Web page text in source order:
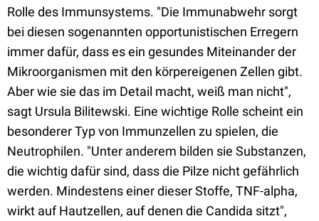
Rolle des Immunsystems. "Die Immunabwehr sorgt
bei diesen sogenannten opportunistischen Erregern
immer dafür, dass es ein gesundes Miteinander der
Mikroorganismen mit den körpereigenen Zellen gibt.
Aber wie sie das im Detail macht, weiß man nicht",
sagt Ursula Bilitewski. Eine wichtige Rolle scheint ein
besonderer Typ von Immunzellen zu spielen, die
Neutrophilen. "Unter anderem bilden sie Substanzen,
die wichtig dafür sind, dass die Pilze nicht gefährlich
werden. Mindestens einer dieser Stoffe, TNF-alpha,
wirkt auf Hautzellen, auf denen die Candida sitzt",